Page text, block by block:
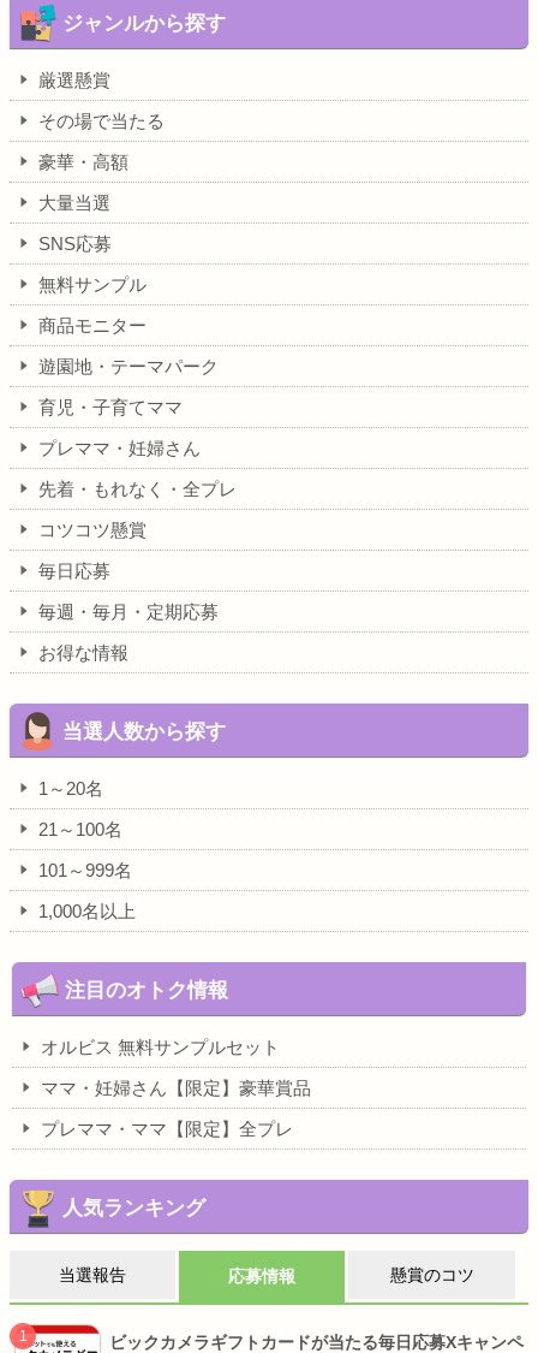
ジャンルから探す
厳選懸賞
その場で当たる
豪華・高額
大量当選
SNS応募
無料サンプル
商品モニター
遊園地・テーマパーク
育児・子育てママ
プレママ・妊婦さん
先着・もれなく・全プレ
コツコツ懸賞
毎日応募
毎週・毎月・定期応募
お得な情報
当選人数から探す
1～20名
21～100名
101～999名
1,000名以上
注目のオトク情報
オルビス 無料サンプルセット
ママ・妊婦さん【限定】豪華賞品
プレママ・ママ【限定】全プレ
人気ランキング
当選報告 応募情報 懸賞のコツ
ビックカメラギフトカードが当たる毎日応募Xキャンペ